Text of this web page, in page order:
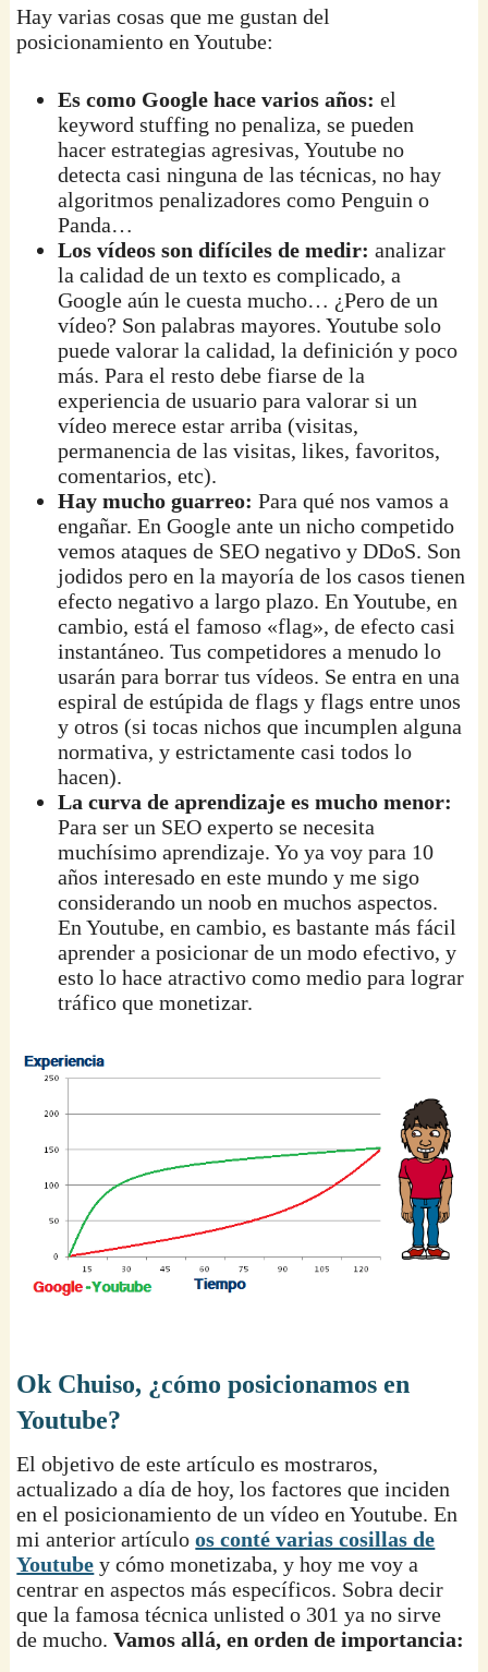
Hay varias cosas que me gustan del
posicionamiento en Youtube:
Es como Google hace varios años: el
keyword stuffing no penaliza, se pueden
hacer estrategias agresivas, Youtube no
detecta casi ninguna de las técnicas, no hay
algoritmos penalizadores como Penguin o
Panda…
Los vídeos son difíciles de medir: analizar
la calidad de un texto es complicado, a
Google aún le cuesta mucho… ¿Pero de un
vídeo? Son palabras mayores. Youtube solo
puede valorar la calidad, la definición y poco
más. Para el resto debe fiarse de la
experiencia de usuario para valorar si un
vídeo merece estar arriba (visitas,
permanencia de las visitas, likes, favoritos,
comentarios, etc).
Hay mucho guarreo: Para qué nos vamos a
engañar. En Google ante un nicho competido
vemos ataques de SEO negativo y DDoS. Son
jodidos pero en la mayoría de los casos tienen
efecto negativo a largo plazo. En Youtube, en
cambio, está el famoso «flag», de efecto casi
instantáneo. Tus competidores a menudo lo
usarán para borrar tus vídeos. Se entra en una
espiral de estúpida de flags y flags entre unos
y otros (si tocas nichos que incumplen alguna
normativa, y estrictamente casi todos lo
hacen).
La curva de aprendizaje es mucho menor:
Para ser un SEO experto se necesita
muchísimo aprendizaje. Yo ya voy para 10
años interesado en este mundo y me sigo
considerando un noob en muchos aspectos.
En Youtube, en cambio, es bastante más fácil
aprender a posicionar de un modo efectivo, y
esto lo hace atractivo como medio para lograr
tráfico que monetizar.
Ok Chuiso, ¿cómo posicionamos en
Youtube?
El objetivo de este artículo es mostraros,
actualizado a día de hoy, los factores que inciden
en el posicionamiento de un vídeo en Youtube. En
mi anterior artículoos conté varias cosillas de
Youtube y cómo monetizaba, y hoy me voy a
centrar en aspectos más específicos. Sobra decir
que la famosa técnica unlisted o 301 ya no sirve
de mucho.Vamos allá, en orden de importancia: